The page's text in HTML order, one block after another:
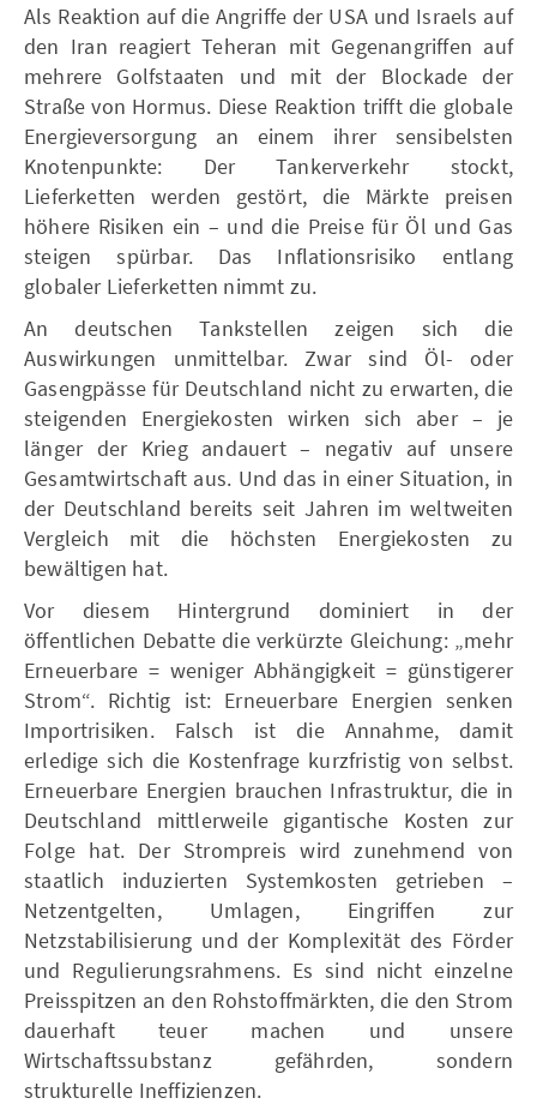
Als Reaktion auf die Angriffe der USA und Israels auf
den Iran reagiert Teheran mit Gegenangriffen auf
mehrere Golfstaaten und mit der Blockade der
Straße von Hormus. Diese Reaktion trifft die globale
Energieversorgung an einem ihrer sensibelsten
Knotenpunkte: Der Tankerverkehr stockt,
Lieferketten werden gestört, die Märkte preisen
höhere Risiken ein – und die Preise für Öl und Gas
steigen spürbar. Das Inflationsrisiko entlang
globaler Lieferketten nimmt zu.
An deutschen Tankstellen zeigen sich die
Auswirkungen unmittelbar. Zwar sind Öl- oder
Gasengpässe für Deutschland nicht zu erwarten, die
steigenden Energiekosten wirken sich aber – je
länger der Krieg andauert – negativ auf unsere
Gesamtwirtschaft aus. Und das in einer Situation, in
der Deutschland bereits seit Jahren im weltweiten
Vergleich mit die höchsten Energiekosten zu
bewältigen hat.
Vor diesem Hintergrund dominiert in der
öffentlichen Debatte die verkürzte Gleichung: „mehr
Erneuerbare = weniger Abhängigkeit = günstigerer
Strom“. Richtig ist: Erneuerbare Energien senken
Importrisiken. Falsch ist die Annahme, damit
erledige sich die Kostenfrage kurzfristig von selbst.
Erneuerbare Energien brauchen Infrastruktur, die in
Deutschland mittlerweile gigantische Kosten zur
Folge hat. Der Strompreis wird zunehmend von
staatlich induzierten Systemkosten getrieben –
Netzentgelten, Umlagen, Eingriffen zur
Netzstabilisierung und der Komplexität des Förder
und Regulierungsrahmens. Es sind nicht einzelne
Preisspitzen an den Rohstoffmärkten, die den Strom
dauerhaft teuer machen und unsere
Wirtschaftssubstanz gefährden, sondern
strukturelle Ineffizienzen.